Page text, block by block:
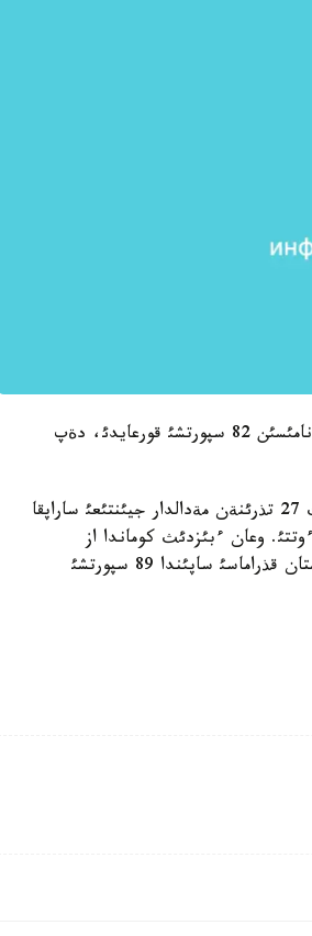
وندا قازاقستان ذلتتئق قذراماسئ سپورتتئث 11 تذرئنةن سئنعا تذسةدئ. ةل نامئسئن 82 سپورتشئ قورعايدئ، دةپ
«ءبئزدئث سپورت» سايتئنئث مالئمةتئنشة، بذل جارئستا بارلئعئ سپورتتئث 27 تذرئنةن مةدالدار جيئنتئعئ ساراپقا
ازييا ويئندارئ 2005 جئلئ تايلاندتا ءوتتئ. وعان ءبئزدئث كوماندا از
قذرامدا قاتئستئ. 2007 جئلئ ماكاودا وتكةن ةكئنشئ ازييا ويئندارئندا قازاقستان قذراماسئ ساپئندا 89 سپورتشئ